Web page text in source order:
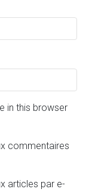
in this browser
commentaires
articles par e-